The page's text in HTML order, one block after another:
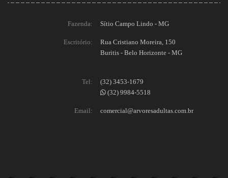
Fazenda: Sítio Campo Lindo - MG
Escritório:
Rua Cristiano Moreira, 150
Buritis - Belo Horizonte - MG
Tel:
(32) 3453-1679
(32) 9984-5518
Email: comercial@arvoresadultas.com.br